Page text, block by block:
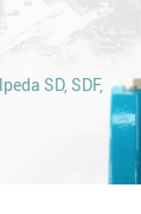
SD, SDF,